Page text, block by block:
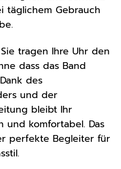
täglichem Gebrauch
tragen Ihre Uhr den
dass das Band
des
und der
bleibt Ihr
und komfortabel. Das
perfekte Begleiter für